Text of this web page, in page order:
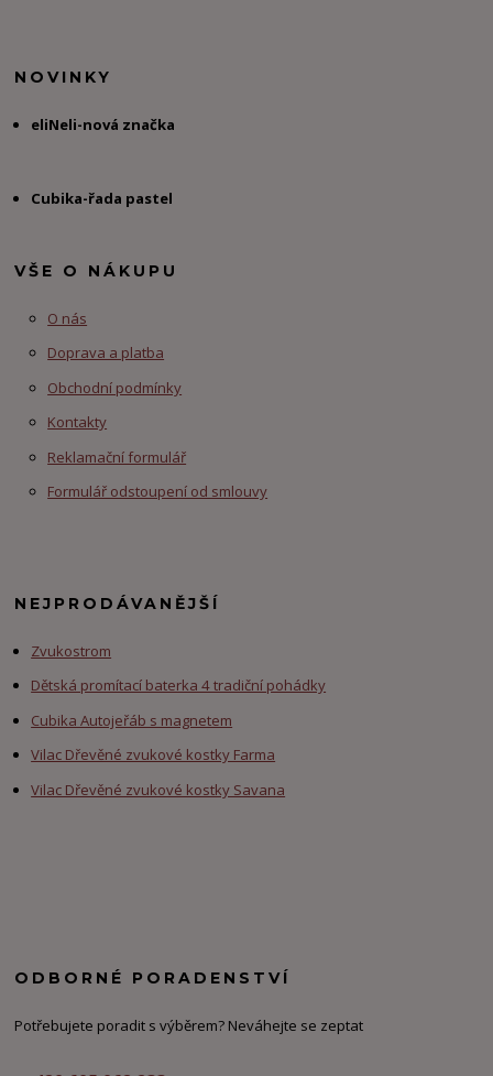
NOVINKY
eliNeli-nová značka
Cubika-řada pastel
VŠE O NÁKUPU
O nás
Doprava a platba
Obchodní podmínky
Kontakty
Reklamační formulář
Formulář odstoupení od smlouvy
NEJPRODÁVANĚJŠÍ
Zvukostrom
Dětská promítací baterka 4 tradiční pohádky
Cubika Autojeřáb s magnetem
Vilac Dřevěné zvukové kostky Farma
Vilac Dřevěné zvukové kostky Savana
ODBORNÉ PORADENSTVÍ
Potřebujete poradit s výběrem? Neváhejte se zeptat